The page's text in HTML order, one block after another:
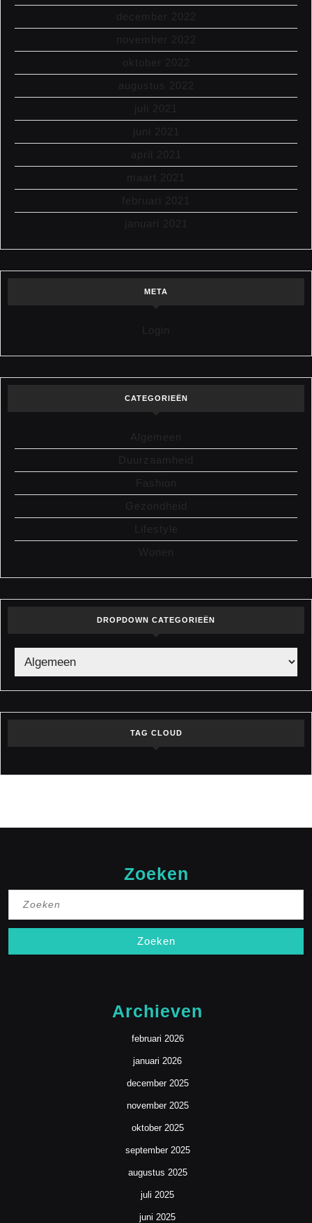
december 2022
november 2022
oktober 2022
augustus 2022
juli 2021
juni 2021
april 2021
maart 2021
februari 2021
januari 2021
META
Login
CATEGORIEËN
Algemeen
Duurzaamheid
Fashion
Gezondheid
Lifestyle
Wonen
DROPDOWN CATEGORIEËN
TAG CLOUD
Zoeken
naar:
Archieven
februari 2026
januari 2026
december 2025
november 2025
oktober 2025
september 2025
augustus 2025
juli 2025
juni 2025